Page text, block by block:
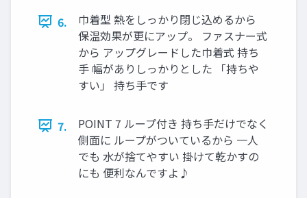
6.
巾着型 熱をしっかり閉じ込めるから
保温効果が更にアップ。 ファスナー式
から アップグレードした巾着式 持ち
手 幅がありしっかりとした 「持ちや
すい」 持ち手です
7.
POINT 7 ループ付き 持ち手だけでなく
側面に ループがついているから 一人
でも 水が捨てやすい 掛けて乾かすの
にも 便利なんですよ♪